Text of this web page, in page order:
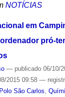
NOTÍCIAS
em
pró-
— publicado06/10/
2015 09:58 —
Polo São Carlos,